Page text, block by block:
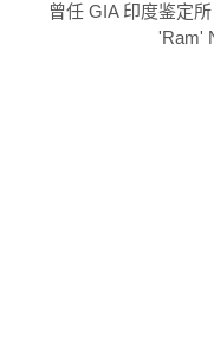
曾任 GIA 印度鉴定
'Ram'